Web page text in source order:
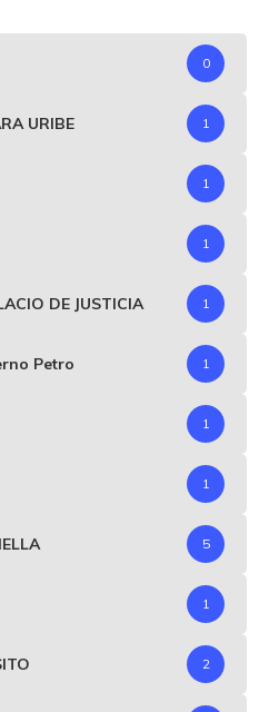
0
URIBE 1
1
1
DE JUSTICIA 1
Petro 1
1
1
5
1
2